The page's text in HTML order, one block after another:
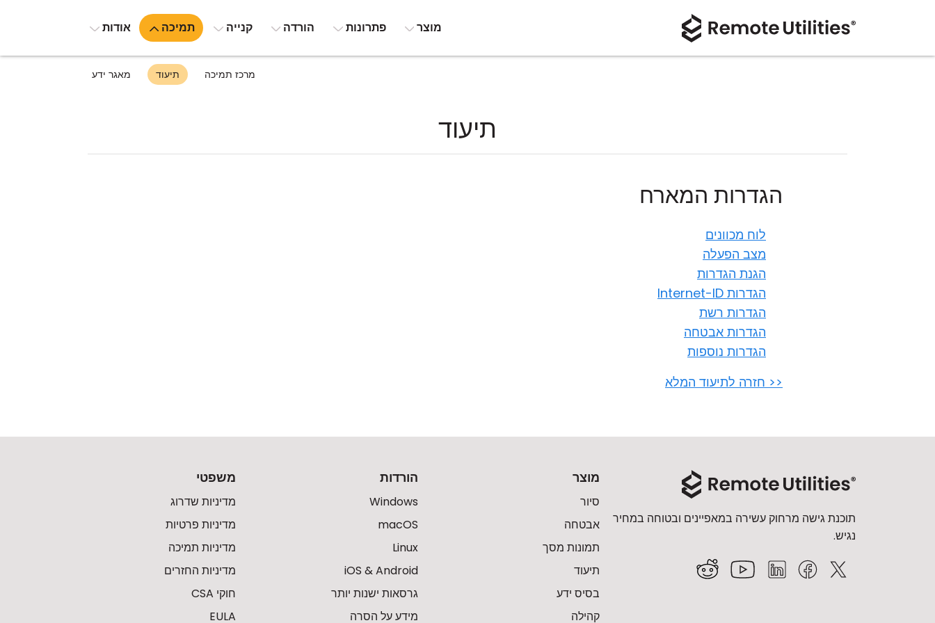
מוצר פתרונות הורדה קנייה תמיכה אודות
מרכז תמיכה תיעוד מאגר ידע
תיעוד
הגדרות המארח
לוח מכוונים
מצב הפעלה
הגנת הגדרות
הגדרות Internet-ID
הגדרות רשת
הגדרות אבטחה
הגדרות נוספות
<< חזרה לתיעוד המלא
תוכנת גישה מרחוק עשירה במאפיינים ובטוחה במחיר
נגיש.
מוצר
סיור
אבטחה
תמונות מסך
תיעוד
בסיס ידע
קהילה
הורדות
Windows
macOS
Linux
iOS & Android
גרסאות ישנות יותר
מידע על הסרה
משפטי
מדיניות שדרוג
מדיניות פרטיות
מדיניות תמיכה
מדיניות החזרים
חוקי CSA
EULA